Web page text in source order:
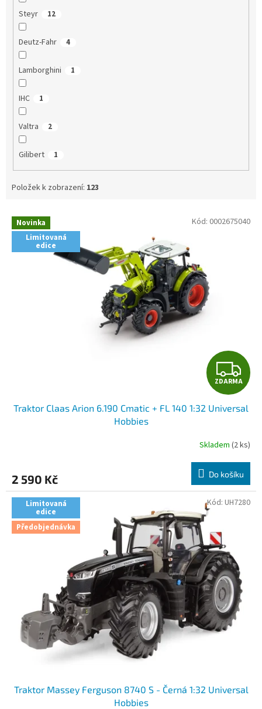
Steyr 12
Deutz-Fahr 4
Lamborghini 1
IHC 1
Valtra 2
Gilibert 1
Položek k zobrazení: 123
V Novinka
Limitovaná
edice
Z
D
A
R
M
A
ZDARMA
Traktor Claas Arion 6.190 Cmatic + FL 140 1:32 Universal
Hobbies
Skladem (2 ks)
2 590 Kč Do košíku
Kód: 0002675040
Limitovaná
edice
Předobjednávka
Traktor Massey Ferguson 8740 S - Černá 1:32 Universal
Hobbies
Kód: UH7280